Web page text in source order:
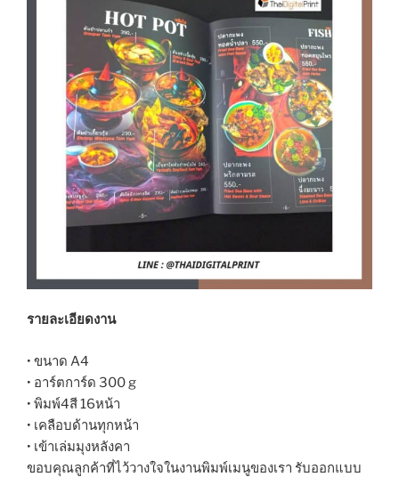
รายละเอียดงาน
• ขนาด A4
• อาร์ตการ์ด 300 g
• พิมพ์4สี 16หน้า
• เคลือบด้านทุกหน้า
• เข้าเล่มมุงหลังคา
ขอบคุณลูกค้าที่ไว้วางใจในงานพิมพ์เมนูของเรา รับออกแบบ